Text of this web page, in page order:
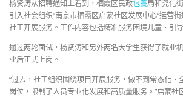
杨贤涛从招聘通知上看到，栖霞区民政包養局和尧化
引入社会组织“南京市栖霞区启蒙社区发展中心”运营
社工开展服务。工作内容包括精准服务困境儿童、引
通过两轮面试，杨贤涛和另外两名大学生获得了就业
业后正式上岗。
“过去，社工组织围绕项目开展服务，做不到常态化、
岗位，限制了人员专业化发展和高质量服务。”启蒙社